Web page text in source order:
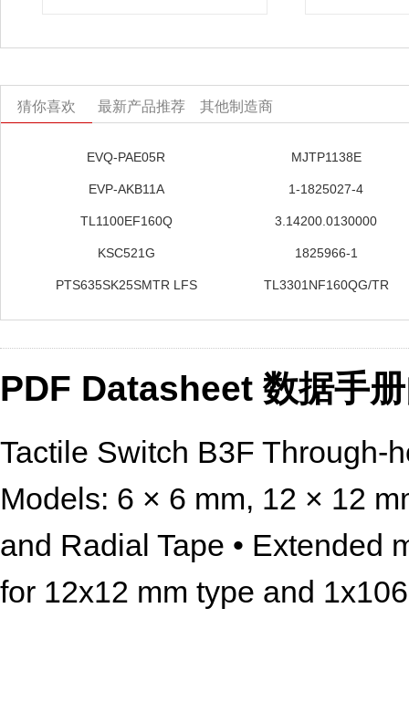
猜你喜欢 最新产品推荐 其他制造商
EVQ-PAE05R MJTP1138E
EVP-AKB11A 1-1825027-4
TL1100EF160Q 3.14200.0130000
KSC521G 1825966-1
PTS635SK25SMTR LFS TL3301NF160QG/TR
PDF Datasheet 数据手
Tactile Switch B3F Through-
Models: 6 × 6 mm, 12 × 12
and Radial Tape • Extended
for 12x12 mm type and